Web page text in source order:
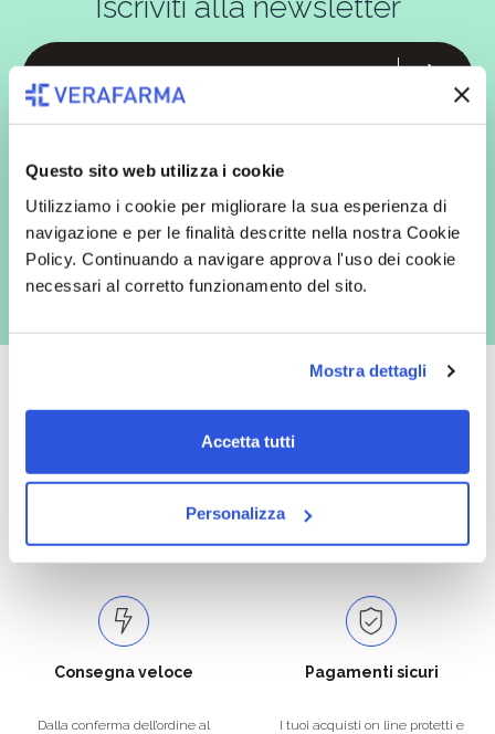
Questo sito web utilizza i cookie
Utilizziamo i cookie per migliorare la sua esperienza di
navigazione e per le finalità descritte nella nostra Cookie
Policy. Continuando a navigare approva l'uso dei cookie
necessari al corretto funzionamento del sito.
Mostra dettagli
Accetta tutti
Personalizza
In qualità di interessato, avendo letto l’informativaPrivacy Policy
commerciali da parte di Verafarma, tra cui invio di comunicazioni
con inviti e comunicazioni commerciali - e modalità tradizionali, quali ad
es. posta cartacea)
Catalogo prodotti ampio e completo
per soddisfare tutte le esigenze.
Con un acquisto minimo di 29.90 €
la spedizione la regaliamo noi.
Spedizioni in tutta Europa a 20€.
Consegna veloce
Dalla conferma dell’ordine al
Pagamenti sicuri
I tuoi acquisti on line protetti e